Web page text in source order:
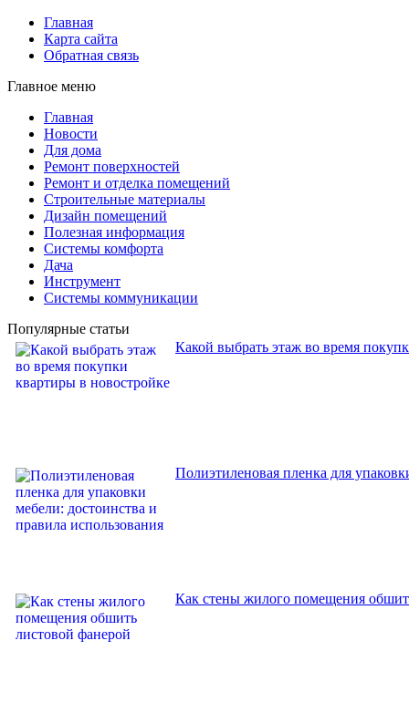
Главная
Карта сайта
Обратная связь
Главное меню
Главная
Новости
Для дома
Ремонт поверхностей
Ремонт и отделка помещений
Строительные материалы
Дизайн помещений
Полезная информация
Системы комфорта
Дача
Инструмент
Системы коммуникации
Популярные статьи
Какой выбрать этаж во время
Полиэтиленовая пленка для
Как стены жилого помещения